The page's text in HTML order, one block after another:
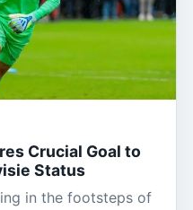
Crucial Goal to
Status
in the footsteps of